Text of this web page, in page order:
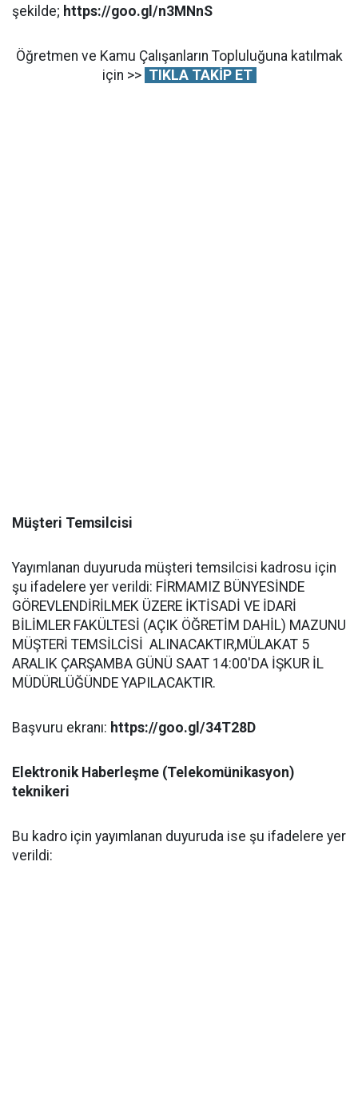
şekilde; https://goo.gl/n3MNnS
Öğretmen ve Kamu Çalışanların Topluluğuna katılmak
için >> TIKLA TAKİP ET
Müşteri Temsilcisi
Yayımlanan duyuruda müşteri temsilcisi kadrosu için
şu ifadelere yer verildi: FİRMAMIZ BÜNYESİNDE
GÖREVLENDİRİLMEK ÜZERE İKTİSADİ VE İDARİ
BİLİMLER FAKÜLTESİ (AÇIK ÖĞRETİM DAHİL) MAZUNU
MÜŞTERİ TEMSİLCİSİ ALINACAKTIR,MÜLAKAT 5
ARALIK ÇARŞAMBA GÜNÜ SAAT 14:00'DA İŞKUR İL
MÜDÜRLÜĞÜNDE YAPILACAKTIR.
Başvuru ekranı: https://goo.gl/34T28D
Elektronik Haberleşme (Telekomünikasyon)
teknikeri
Bu kadro için yayımlanan duyuruda ise şu ifadelere yer
verildi: